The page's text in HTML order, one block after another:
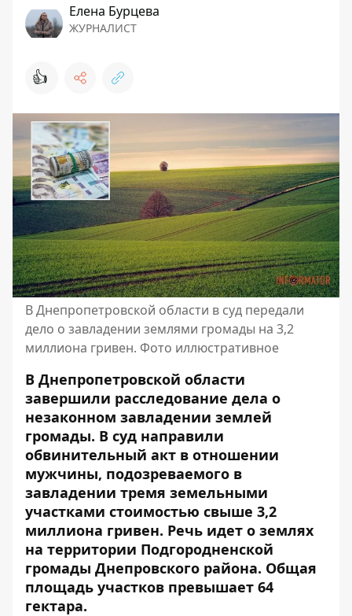
Елена Бурцева
ЖУРНАЛИСТ
👍
В Днепропетровской области в суд передали
дело о завладении землями громады на 3,2
миллиона гривен. Фото иллюстративное
В Днепропетровской области
завершили расследование дела о
незаконном завладении землей
громады. В суд направили
обвинительный акт в отношении
мужчины, подозреваемого в
завладении тремя земельными
участками стоимостью свыше 3,2
миллиона гривен. Речь идет о землях
на территории Подгородненской
громады Днепровского района. Общая
площадь участков превышает 64
гектара.